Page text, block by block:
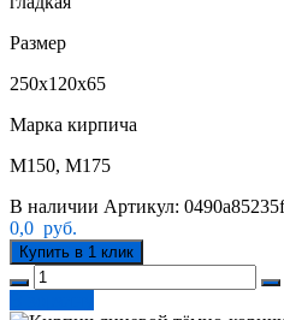
Размер
250х120х65
Марка кирпича
М150, М175
В наличии Артикул:
0,0 руб.
Купить в 1 клик